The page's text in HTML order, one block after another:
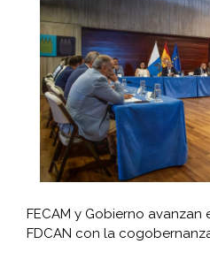
FECAM y Gobierno
FDCAN con la